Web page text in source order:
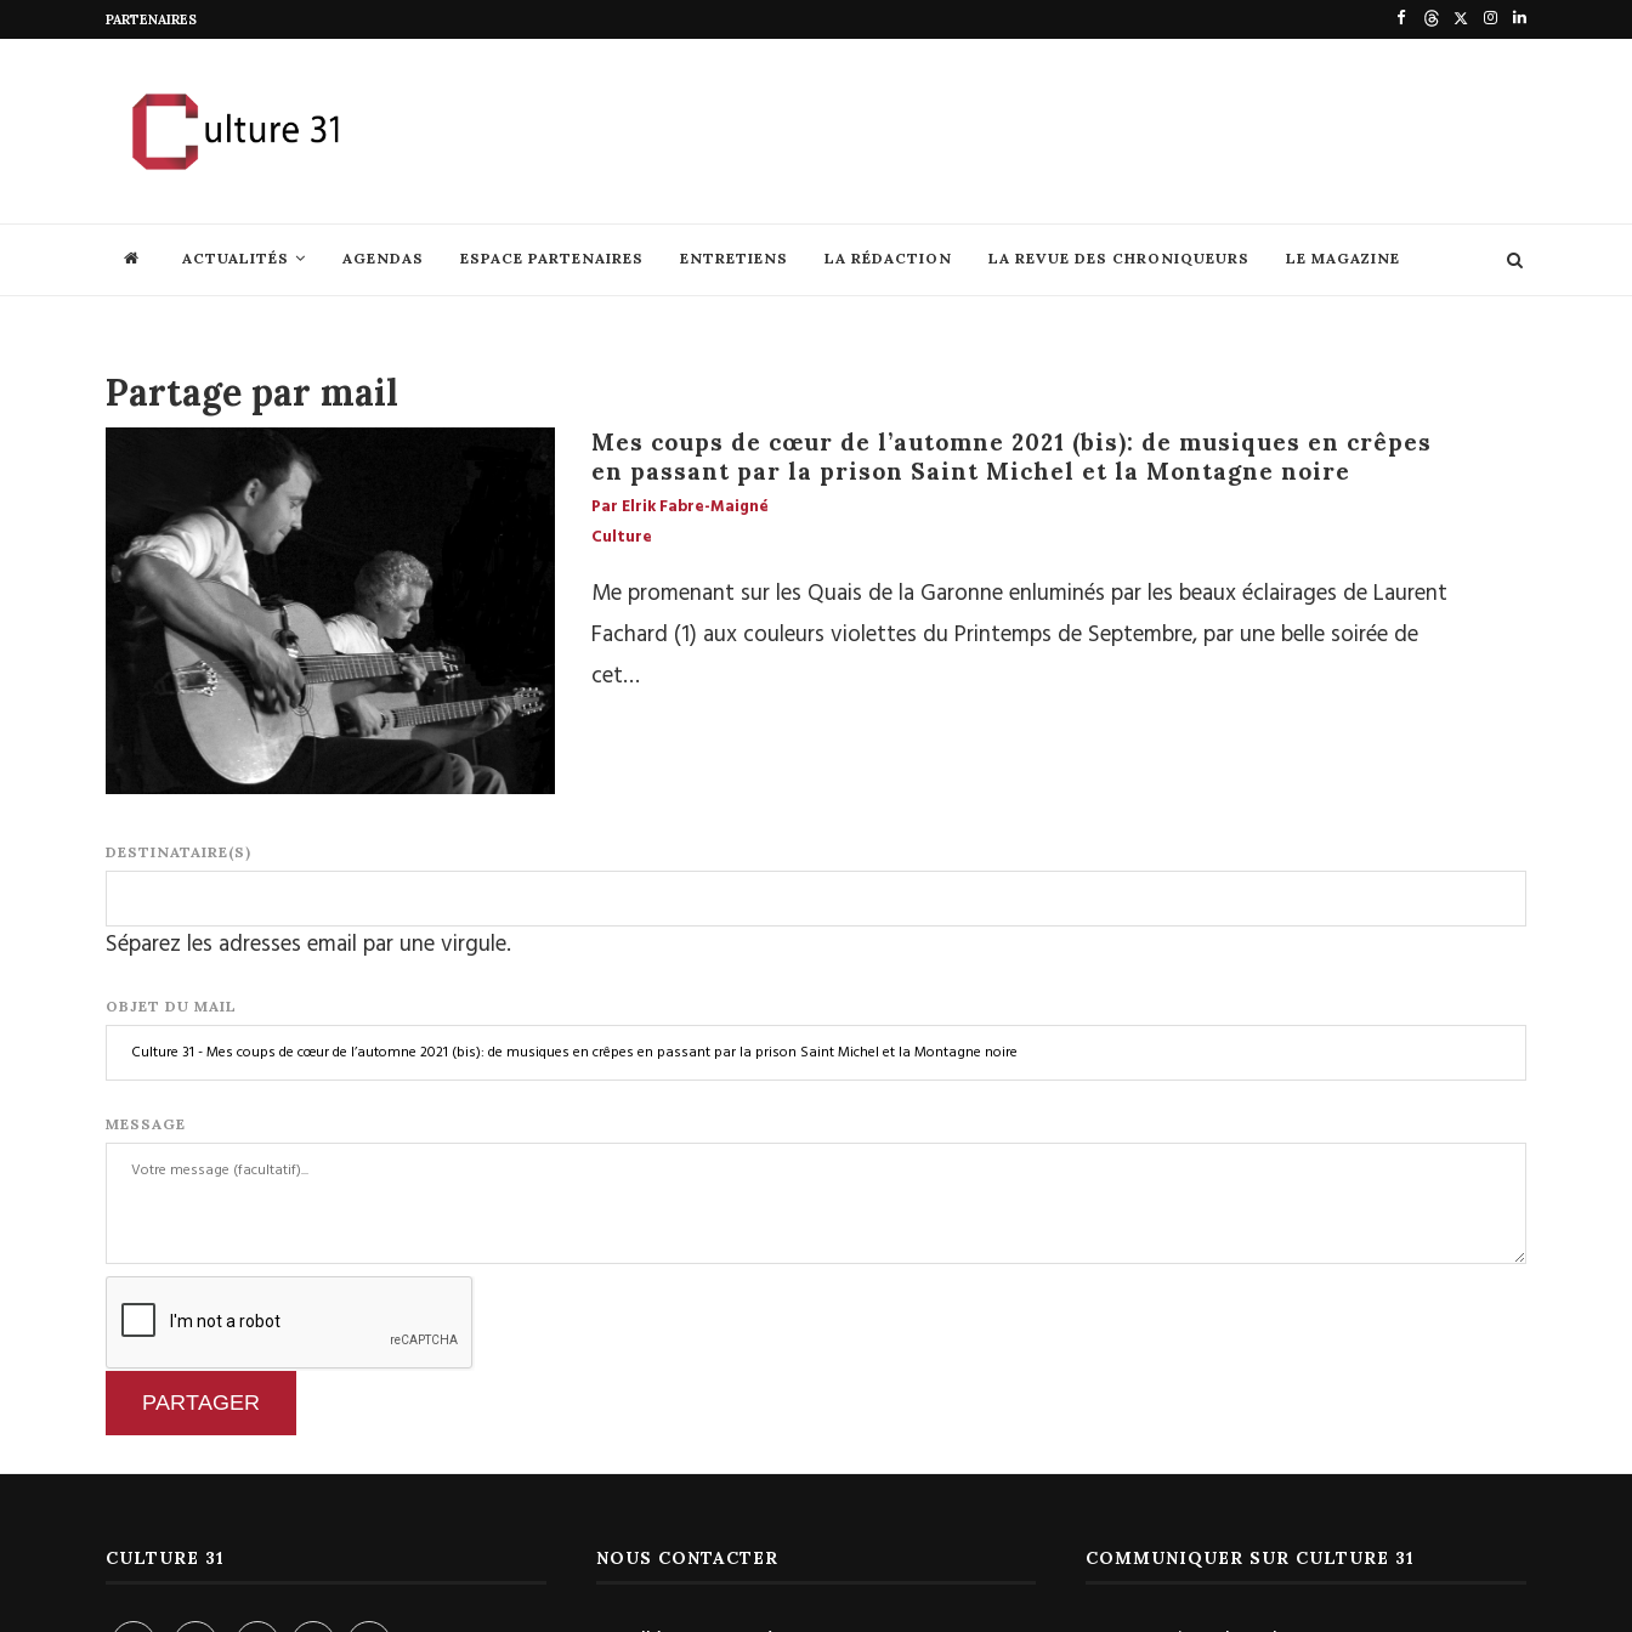
PARTENAIRES
ACTUALITÉS AGENDAS ESPACE PARTENAIRES ENTRETIENS LA RÉDACTION LA REVUE DES CHRONIQUEURS LE MAGAZINE
Partage par mail
Mes coups de cœur de l’automne 2021 (bis): de musiques en crêpes
en passant par la prison Saint Michel et la Montagne noire
Par Elrik Fabre-Maigné
Culture
Me promenant sur les Quais de la Garonne enluminés par les beaux éclairages de Laurent
Fachard (1) aux couleurs violettes du Printemps de Septembre, par une belle soirée de
cet…
DESTINATAIRE(S)
Séparez les adresses email par une virgule.
OBJET DU MAIL
MESSAGE
PARTAGER
CULTURE 31 NOUS CONTACTER COMMUNIQUER SUR CULTURE 31